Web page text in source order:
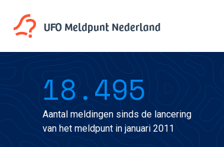
UFO MeldpuntNederland
18.495
Aantal meldingen sinds de lancering
van het meldpunt in januari 2011